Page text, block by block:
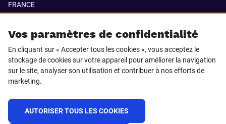
Vos paramètres de confidentialité
En cliquant sur « Accepter tous les cookies », vous acceptez le
stockage de cookies sur votre appareil pour améliorer la navigation
sur le site, analyser son utilisation et contribuer à nos efforts de
marketing.
AUTORISER TOUS LES COOKIES
FRANCE
SUIVEZ-NOUS SUR